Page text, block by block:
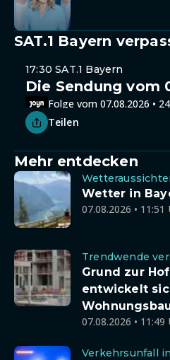
SAT.1 Bayern
17:30 SAT.1 Bayern
Die Sendung vom
Folge vom 07.08.2026 •
Teilen
Mehr entdecken
Wetter in
07.08.2026 • 11:51
Trendwende
Grund zur
entwickelt
07.08.2026 • 11:49
Verkehrsunfall